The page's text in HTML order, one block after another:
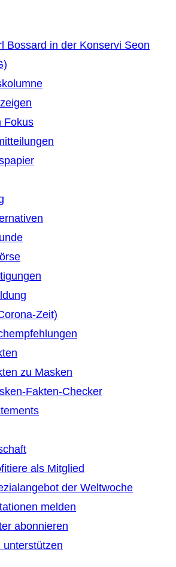
Bossard in der Konservi Seon
Fokus
Zeit)
zu Masken
Fakten-Checker
als Mitglied
der Weltwoche
melden
abonnieren
unterstützen